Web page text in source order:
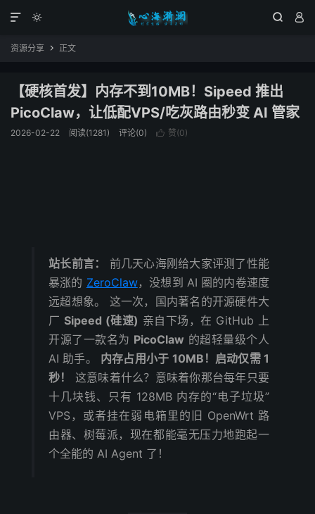
  

资源分享  正文
【硬核首发】内存不到10MB！Sipeed 推出
PicoClaw，让低配VPS/吃灰路由秒变 AI 管家
2026-02-22 阅读(1281) 评论(0)  赞(0)
站长前言：
前几天心海刚给大家评测了性能
暴涨的 ZeroClaw，没想到 AI 圈的内卷速度
远超想象。 这一次，国内著名的开源硬件大
厂Sipeed (硅速) 亲自下场，在 GitHub 上
开源了一款名为 PicoClaw 的超轻量级个人
AI 助手。 内存占用小于 10MB！启动仅需 1
秒！
这意味着什么？意味着你那台每年只要
十几块钱、只有 128MB 内存的“电子垃圾”
VPS，或者挂在弱电箱里的旧 OpenWrt 路
由器、树莓派，现在都能毫无压力地跑起一
个全能的 AI Agent 了！